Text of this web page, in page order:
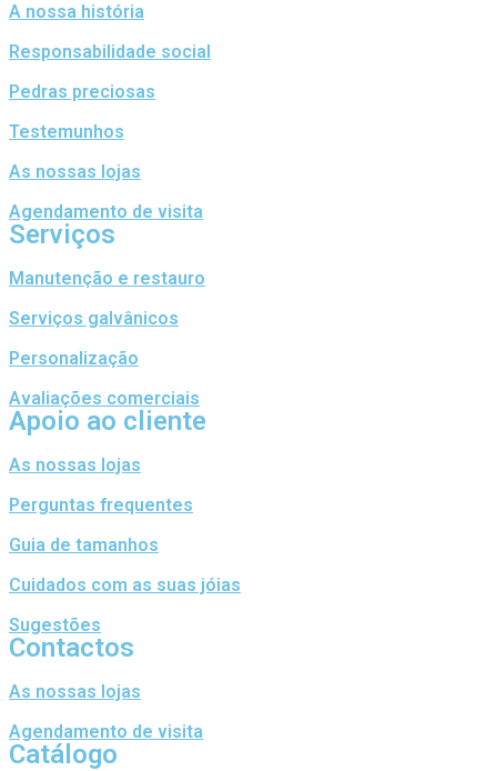
A nossa história
Responsabilidade social
Pedras preciosas
Testemunhos
As nossas lojas
Agendamento de visita
Serviços
Manutenção e restauro
Serviços galvânicos
Personalização
Avaliações comerciais
Apoio ao cliente
As nossas lojas
Perguntas frequentes
Guia de tamanhos
Cuidados com as suas jóias
Sugestões
Contactos
As nossas lojas
Agendamento de visita
Catálogo